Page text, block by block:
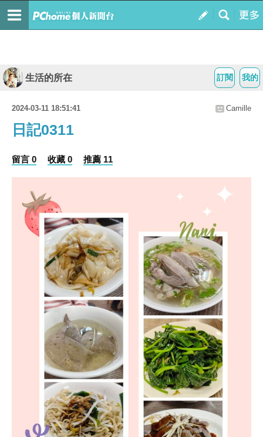
我的
訂閱
生活的所在
2024-03-11 18:51:41 Camille
日記0311
留言 0 收藏 0 推薦 11